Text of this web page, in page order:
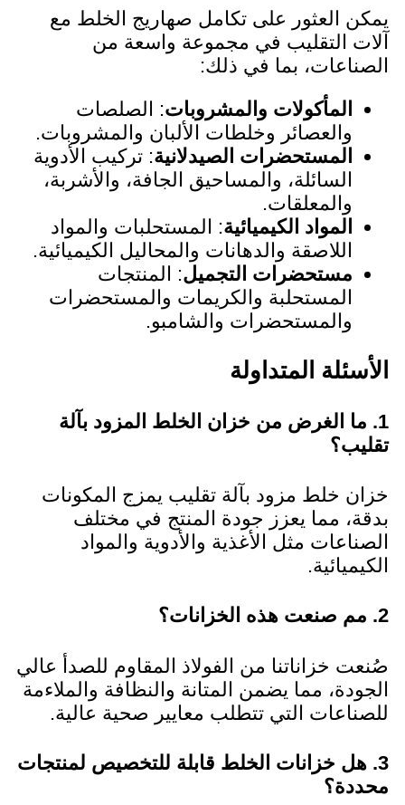
يمكن العثور على تكامل صهاريج الخلط مع
آلات التقليب في مجموعة واسعة من
الصناعات، بما في ذلك:
المأكولات والمشروبات: الصلصات
والعصائر وخلطات الألبان والمشروبات.
المستحضرات الصيدلانية: تركيب الأدوية
السائلة، والمساحيق الجافة، والأشربة،
والمعلقات.
المواد الكيميائية: المستحلبات والمواد
اللاصقة والدهانات والمحاليل الكيميائية.
مستحضرات التجميل: المنتجات
المستحلبة والكريمات والمستحضرات
والمستحضرات والشامبو.
الأسئلة المتداولة
1. ما الغرض من خزان الخلط المزود بآلة
تقليب؟
خزان خلط مزود بآلة تقليب يمزج المكونات
بدقة، مما يعزز جودة المنتج في مختلف
الصناعات مثل الأغذية والأدوية والمواد
الكيميائية.
2. مم صنعت هذه الخزانات؟
صُنعت خزاناتنا من الفولاذ المقاوم للصدأ عالي
الجودة، مما يضمن المتانة والنظافة والملاءمة
للصناعات التي تتطلب معايير صحية عالية.
3. هل خزانات الخلط قابلة للتخصيص لمنتجات
محددة؟